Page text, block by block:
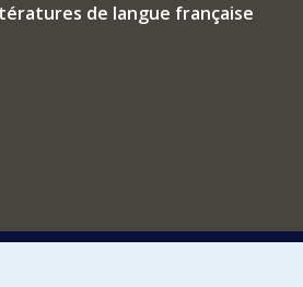
de langue française